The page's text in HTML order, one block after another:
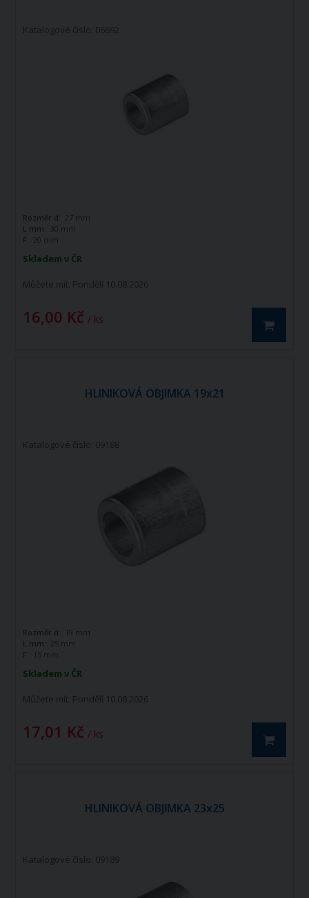
Katalogové číslo: 06692
Skladem v ČR
Můžete mít: Pondělí 10.08.2026
16,00 Kč / ks
Rozměr d:
27 mm
L mm:
30 mm
F:
20 mm
HLINIKOVÁ OBJIMKA 19x21
Katalogové číslo: 09188
Skladem v ČR
Můžete mít: Pondělí 10.08.2026
17,01 Kč / ks
Rozměr d:
19 mm
L mm:
25 mm
F:
15 mm
HLINIKOVÁ OBJIMKA 23x25
Katalogové číslo: 09189